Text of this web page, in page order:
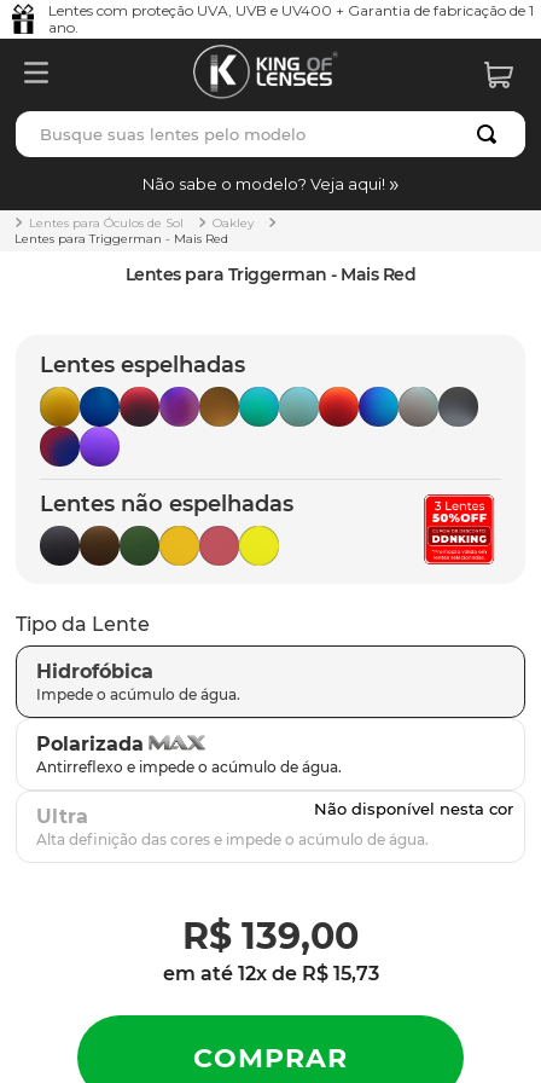
Lentes com proteção UVA, UVB e UV400 + Garantia de fabricação de 1
ano.
Busque suas lentes pelo modelo
Não sabe o modelo? Veja aqui!
Lentes para Óculos de Sol
Oakley
Lentes para Triggerman - Mais Red
Lentes para Triggerman - Mais Red
Lentes espelhadas
Lentes não espelhadas
Tipo da Lente
Hidrofóbica
Polarizada
Ultra
R$ 139,00
em até 12x de R$ 15,73
TERMOS MAIS BUSCADOS
1º borrachas
holbrook
5º chaves
6º t-shock
7º gasket
8º parafusos
9º latch